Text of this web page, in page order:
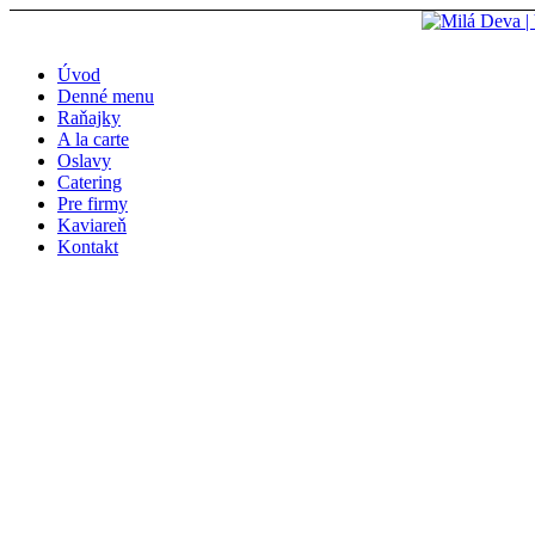
Úvod
Denné menu
Raňajky
A la carte
Oslavy
Catering
Pre firmy
Kaviareň
Kontakt